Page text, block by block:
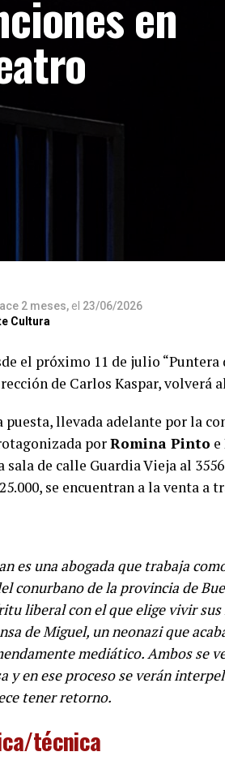
en
2 meses, el 23/06/2026
Cultura
el próximo 11 de julio “Puntera
de Carlos Kaspar, volverá
puesta, llevada adelante por la
porRomina Pinto e
sala de calle Guardia Vieja al
se encuentran a la venta a
es una abogada que trabaja
conurbano de la provincia de
liberal con el que elige vivir
de Miguel, un neonazi que
mediático. Ambos se
y en ese proceso se verán
tener retorno.
técnica